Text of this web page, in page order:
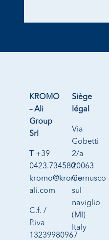
KROMO
– Ali
Group
Srl
T +39
0423.734580
kromo@kromo-
ali.com
C.f. /
P.iva
13239980967
Siège
légal
Via
Gobetti
2/a
20063
Cernusco
sul
naviglio
(MI)
Italy